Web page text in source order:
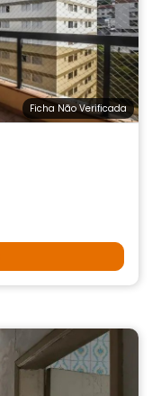
Ficha Não Verificada